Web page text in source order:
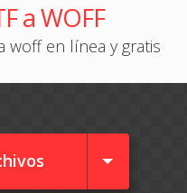
a WOFF
woff en línea y gratis